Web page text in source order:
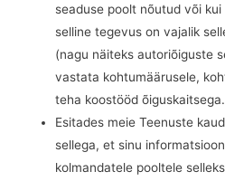
seaduse poolt nõutud või
selline tegevus on vajalik
(nagu näiteks autoriõiguste
vastata kohtumäärusele,
teha koostööd õiguskaitsega.
Esitades meie Teenuste
sellega, et sinu
kolmandatele pooltele